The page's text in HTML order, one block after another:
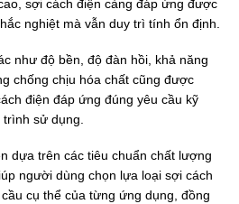
sợi cách điện càng đáp ứng được
nghiệt mà vẫn duy trì tính ổn định.
như độ bền, độ đàn hồi, khả năng
chống chịu hóa chất cũng được
điện đáp ứng đúng yêu cầu kỹ
sử dụng.
dựa trên các tiêu chuẩn chất lượng
người dùng chọn lựa loại sợi cách
cụ thể của từng ứng dụng, đồng